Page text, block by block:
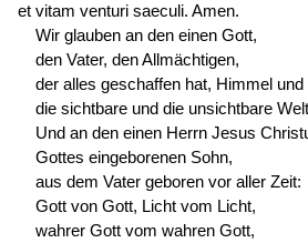
et vitam venturi saeculi. Amen.
Wir glauben an den einen Gott,
den Vater, den Allmächtigen,
der alles geschaffen hat, Himmel und
die sichtbare und die unsichtbare
Und an den einen Herrn Jesus
Gottes eingeborenen Sohn,
aus dem Vater geboren vor aller Zeit:
Gott von Gott, Licht vom Licht,
wahrer Gott vom wahren Gott,